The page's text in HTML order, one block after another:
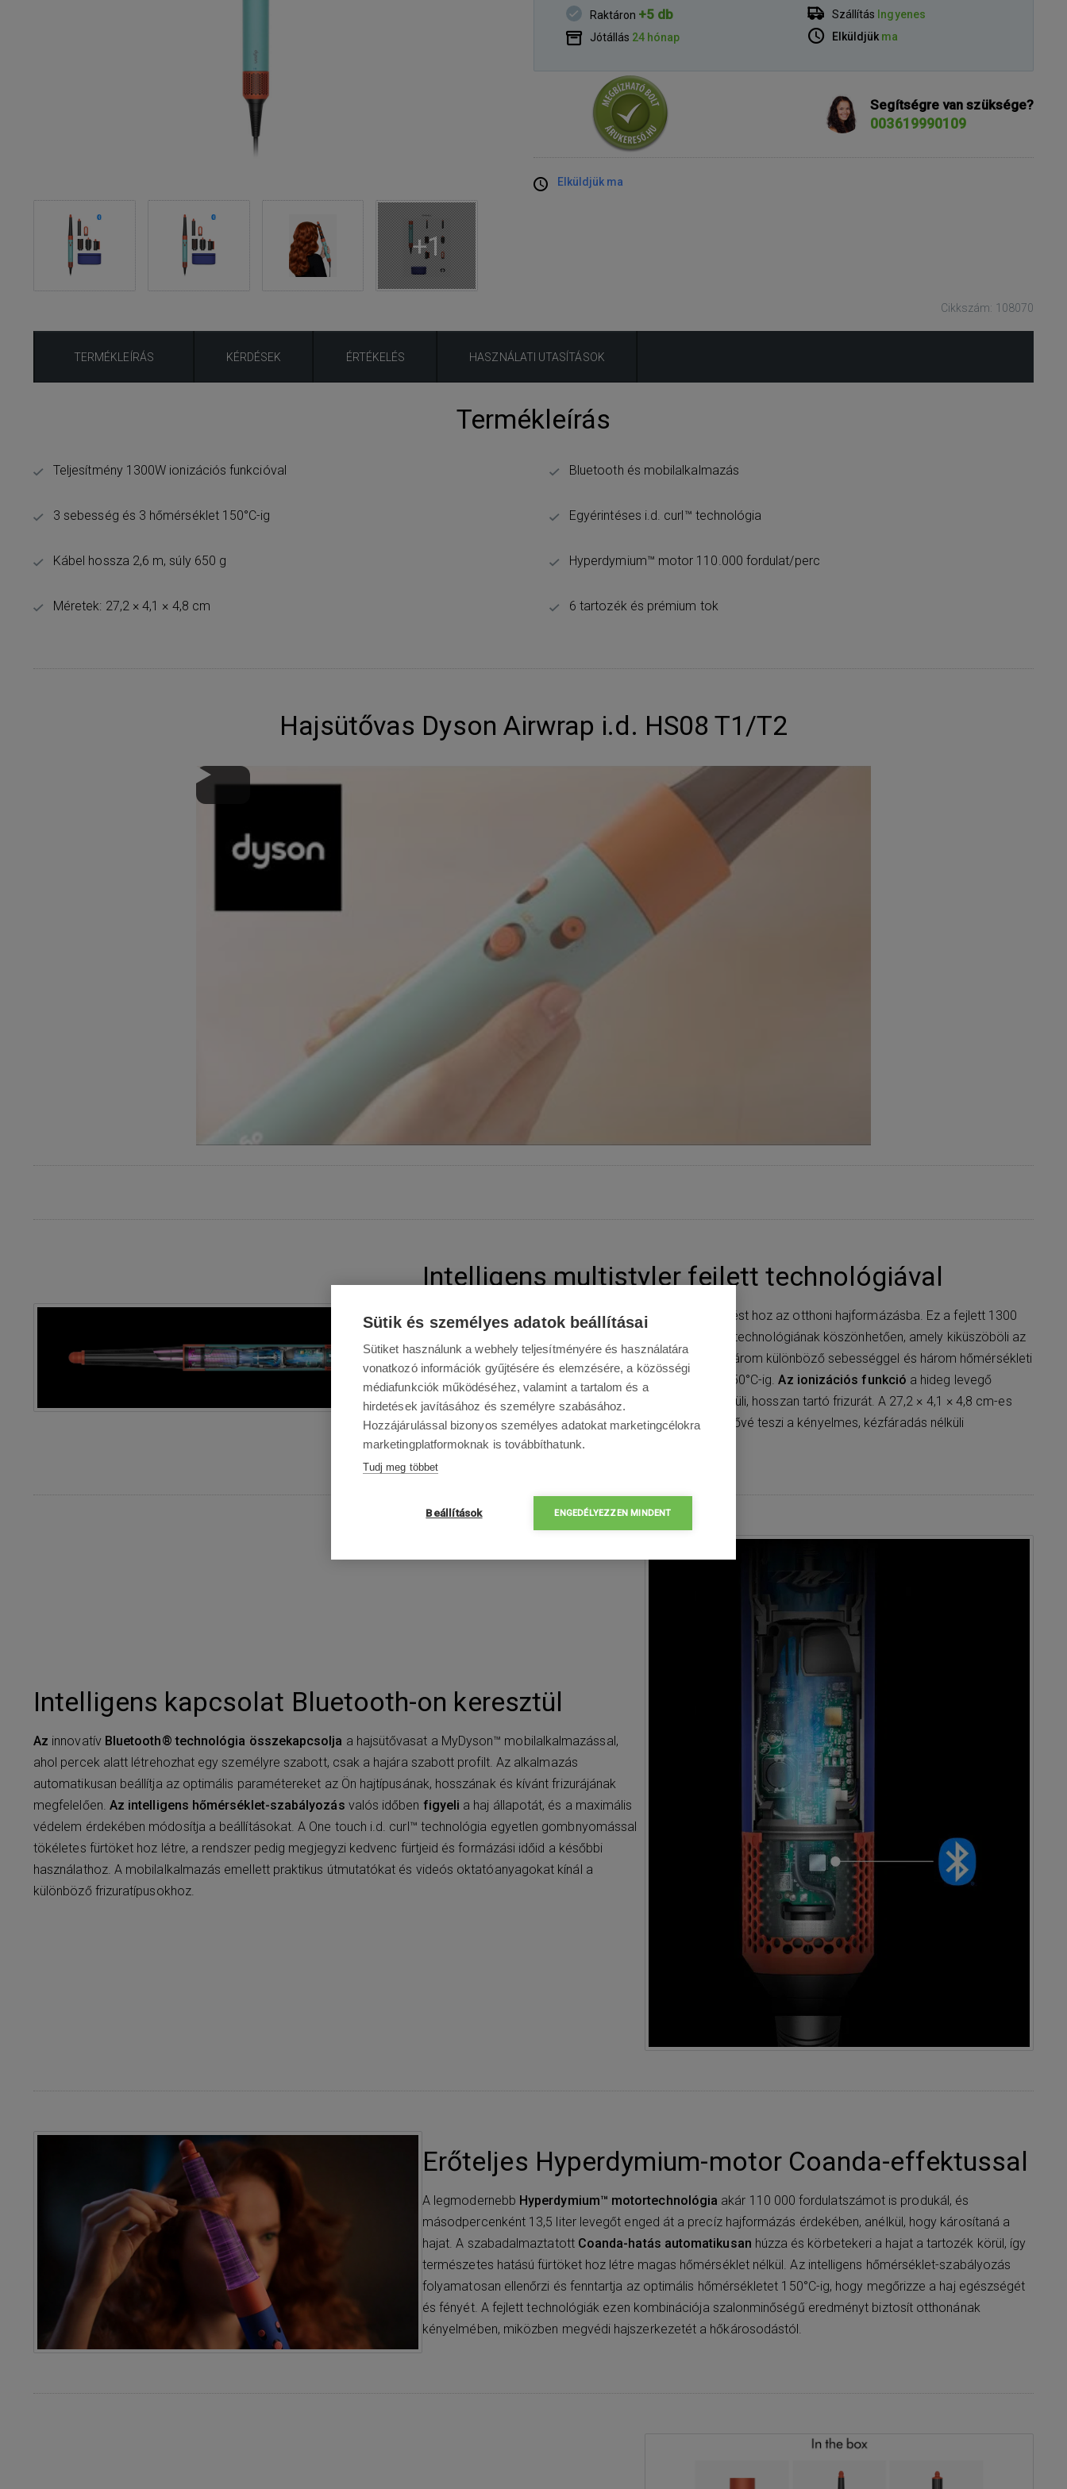
+1
Raktáron +5 db
Jótállás 24 hónap
Szállítás Ingyenes
Elküldjük ma
Segítségre van szüksége?
003619990109
Elküldjük ma
Cikkszám: 108070
TERMÉKLEÍRÁS KÉRDÉSEK ÉRTÉKELÉS HASZNÁLATI UTASÍTÁSOK
Termékleírás
Teljesítmény 1300W ionizációs funkcióval
3 sebesség és 3 hőmérséklet 150°C-ig
Kábel hossza 2,6 m, súly 650 g
Méretek: 27,2 × 4,1 × 4,8 cm
Bluetooth és mobilalkalmazás
Egyérintéses i.d. curl™ technológia
Hyperdymium™ motor 110.000 fordulat/perc
6 tartozék és prémium tok
Hajsütővas Dyson Airwrap i.d. HS08 T1/T2
Intelligens multistyler fejlett technológiával
A Dyson Airwrap i.d. HS08 T1/T2 forradalmi megközelítést hoz az otthoni hajformázásba. Ez a fejlett 1300
az i.d. curl™ technológiának köszönhetően, amely kiküszöböli az
extrém hőmérsékletet. A professzionális eredmények három különböző sebességgel és három hőmérsékleti
beállítással érhetők el a gyengéd 28°C-tól a hatékony 150°C-ig.Az ionizációs funkció a hideg levegő
opcióval együtt biztosítja a statikus elektromosság nélküli, hosszan tartó frizurát. A 27,2 × 4,1 × 4,8 cm-es
kompakt méretek és a 650 grammos könnyű súly lehetővé teszi a kényelmes, kézfáradás nélküli
hajgöndörítést.
Intelligens kapcsolat Bluetooth-on keresztül
Az innovatív Bluetooth® technológia összekapcsolja a hajsütővasat a MyDyson™ mobilalkalmazással,
ahol percek alatt létrehozhat egy személyre szabott, csak a hajára szabott profilt. Az alkalmazás
automatikusan beállítja az optimális paramétereket az Ön hajtípusának, hosszának és kívánt frizurájának
megfelelően. Az intelligens hőmérséklet-szabályozás valós időben figyeli a haj állapotát, és a maximális
védelem érdekében módosítja a beállításokat. A One touch i.d. curl™ technológia egyetlen gombnyomással
tökéletes fürtöket hoz létre, a rendszer pedig megjegyzi kedvenc fürtjeid és formázási időid a későbbi
használathoz. A mobilalkalmazás emellett praktikus útmutatókat és videós oktatóanyagokat kínál a
különböző frizuratípusokhoz.
Erőteljes Hyperdymium-motor Coanda-effektussal
A legmodernebb Hyperdymium™ motortechnológia akár 110 000 fordulatszámot is produkál, és
másodpercenként 13,5 liter levegőt enged át a precíz hajformázás érdekében, anélkül, hogy károsítaná a
hajat. A szabadalmaztatott Coanda-hatás automatikusan húzza és körbetekeri a hajat a tartozék körül, így
természetes hatású fürtöket hoz létre magas hőmérséklet nélkül. Az intelligens hőmérséklet-szabályozás
folyamatosan ellenőrzi és fenntartja az optimális hőmérsékletet 150°C-ig, hogy megőrizze a haj egészségét
és fényét. A fejlett technológiák ezen kombinációja szalonminőségű eredményt biztosít otthonának
kényelmében, miközben megvédi hajszerkezetét a hőkárosodástól.
Sütik és személyes adatok beállításai
Sütiket használunk a webhely teljesítményére és használatára
vonatkozó információk gyűjtésére és elemzésére, a közösségi
médiafunkciók működéséhez, valamint a tartalom és a
hirdetések javításához és személyre szabásához.
Hozzájárulással bizonyos személyes adatokat marketingcélokra
marketingplatformoknak is továbbíthatunk.
Tudj meg többet
Beállítások ENGEDÉLYEZZEN MINDENT